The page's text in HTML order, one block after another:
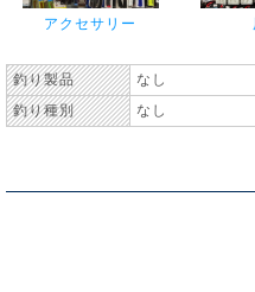
アクセサリー
釣り製品
なし
釣り種別
なし